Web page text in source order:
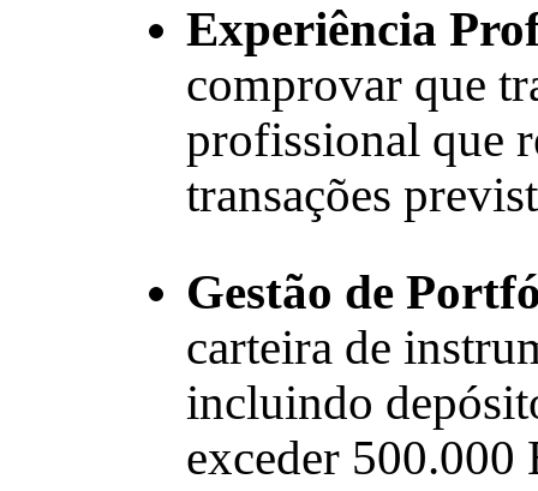
Experiência
comprovar que
profissional que
transações
Gestão de
carteira de
incluindo
exceder